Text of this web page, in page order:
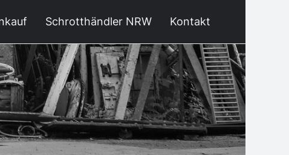
Schrotthändler NRW Kontakt